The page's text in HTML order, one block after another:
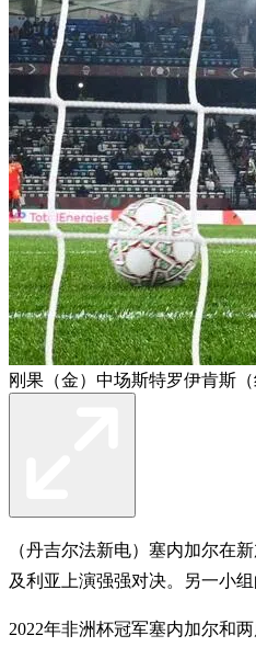
刚果（金）中场斯特罗伊肯斯
（丹吉尔法新电）塞内加尔在
及利亚上演强强对决。另一小
2022年非洲杯冠军塞内加尔和